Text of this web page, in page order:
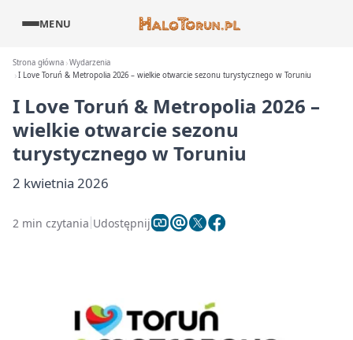
MENU
Strona główna Wydarzenia
I Love Toruń & Metropolia 2026 – wielkie otwarcie sezonu turystycznego w Toruniu
I Love Toruń & Metropolia 2026 –
wielkie otwarcie sezonu
turystycznego w Toruniu
2 kwietnia 2026
2 min czytania Udostępnij